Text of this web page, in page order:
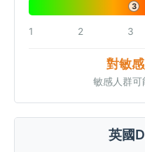
3
1 2 3
對敏
敏感人群
英國